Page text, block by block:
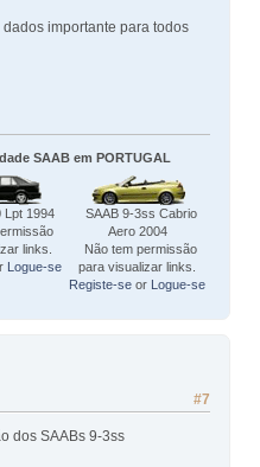
importante para todos
SAAB em PORTUGAL
Lpt 1994
links.
Logue-se
SAAB 9-3ss Cabrio
Aero 2004
Não tem permissão
para visualizar links.
Registe-se or Logue-se
#7
dos SAABs 9-3ss